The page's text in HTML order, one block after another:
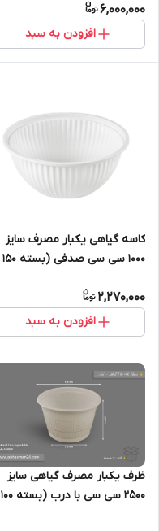
6,000,000
افزودن به سبد
کاسه گیاهی یکبار مصرف سایز
۱۰۰۰ سی سی صدفی (بسته ۱۵۰
2,270,000
افزودن به سبد
ظرف یکبار مصرف گیاهی سایز
۲۵۰۰ سی سی با درب (بسته ۱۰۰